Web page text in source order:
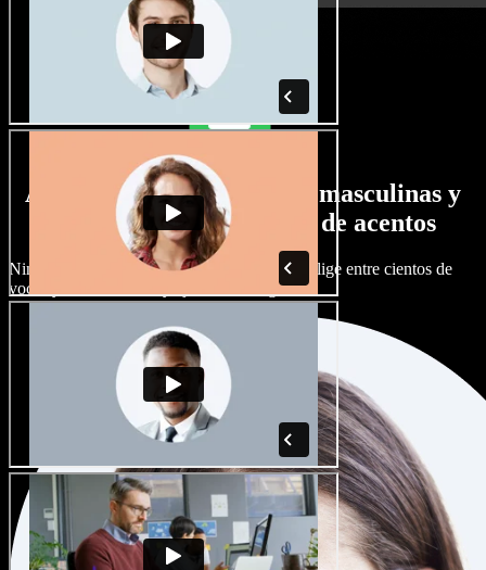
Amplia selección de voces masculinas y
femeninas con todo tipo de acentos
Ningún proyecto tiene por qué sonar igual. Elige entre cientos de
voces y acentos de IA y ajústalos a tu gusto.